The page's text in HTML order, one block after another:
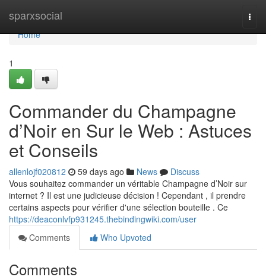
sparxsocial
Home
Home
1
Commander du Champagne
d’Noir en Sur le Web : Astuces
et Conseils
allenlojf020812 59 days ago News
Discuss
Vous souhaitez commander un véritable Champagne d’Noir sur
internet ? Il est une judicieuse décision ! Cependant , il prendre
certains aspects pour vérifier d'une sélection bouteille . Ce
https://deaconlvfp931245.thebindingwiki.com/user
Comments
Who Upvoted
Comments